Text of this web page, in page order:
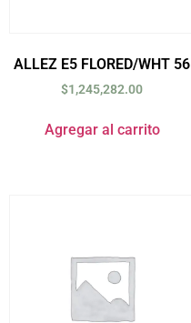
ALLEZ E5 FLORED/WHT 56
$1,245,282.00
Agregar al carrito